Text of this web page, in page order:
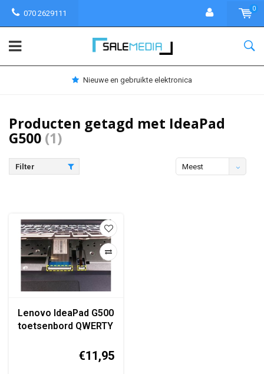
070 2629111
0
Nieuwe en gebruikte elektronica
Producten getagd met IdeaPad
G500 (1)
Filter
Meest
Lenovo IdeaPad G500
toetsenbord QWERTY
€11,95